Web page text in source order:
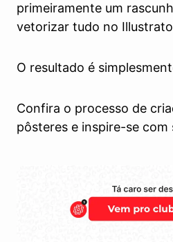
primeiramente um
vetorizar tudo no
O resultado é
Confira o processo de
pôsteres e inspire-se com